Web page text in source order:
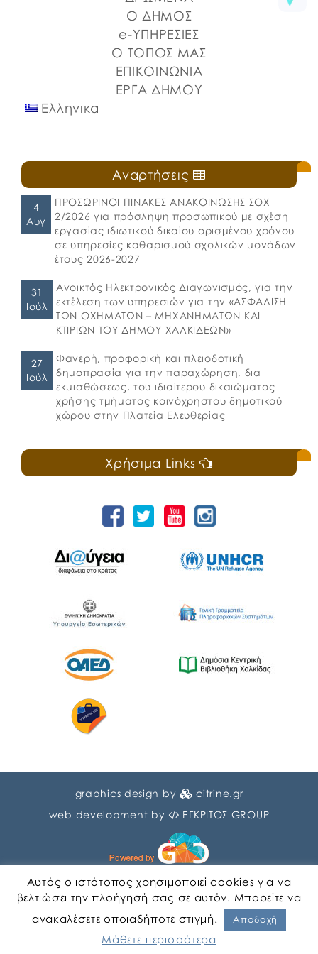
Ο ΔΗΜΟΣ
e-ΥΠΗΡΕΣΙΕΣ
Ο ΤΟΠΟΣ ΜΑΣ
ΕΠΙΚΟΙΝΩΝΙΑ
ΕΡΓΑ ΔΗΜΟΥ
Ελληνικα
Αναρτήσεις
4
Αυγ
ΠΡΟΣΩΡΙΝΟΙ ΠΙΝΑΚΕΣ ΑΝΑΚΟΙΝΩΣΗΣ ΣΟΧ
2/2026 για πρόσληψη προσωπικού με σχέση
εργασίας ιδιωτικού δικαίου ορισμένου χρόνου
σε υπηρεσίες καθαρισμού σχολικών μονάδων
έτους 2026-2027
31
Ιούλ
Ανοικτός Ηλεκτρονικός Διαγωνισμός, για την
εκτέλεση των υπηρεσιών για την «ΑΣΦΑΛΙΣΗ
ΤΩΝ ΟΧΗΜΑΤΩΝ – ΜΗΧΑΝΗΜΑΤΩΝ ΚΑΙ
ΚΤΙΡΙΩΝ ΤΟΥ ΔΗΜΟΥ ΧΑΛΚΙΔΕΩΝ»
27
Ιούλ
Φανερή, προφορική και πλειοδοτική
δημοπρασία για την παραχώρηση, δια
εκμισθώσεως, του ιδιαίτερου δικαιώματος
χρήσης τμήματος κοινόχρηστου δημοτικού
χώρου στην Πλατεία Ελευθερίας
Χρήσιμα Links
graphics design by
citrine.gr
web development by
ΕΓΚΡΙΤΟΣ GROUP
Αυτός ο ιστότοπος χρησιμοποιεί cookies για να
βελτιώσει την πλοήγησή σας σε αυτόν. Μπορείτε να
ανακαλέσετε οποιαδήποτε στιγμή.
Αποδοχή
Μάθετε περισσότερα
Αγγλικα Ελληνικα